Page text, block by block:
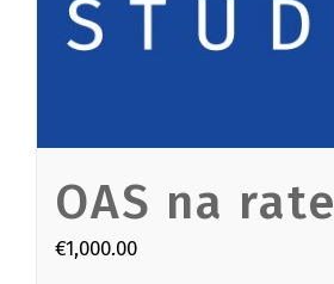
OAS na rate
€1,000.00